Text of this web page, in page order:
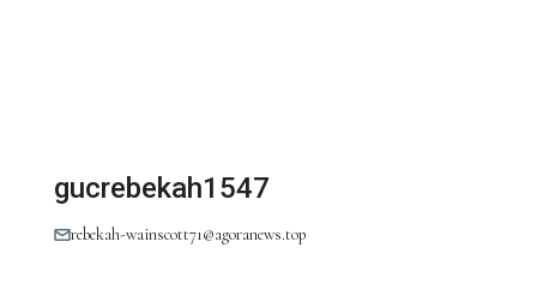
gucrebekah1547
rebekah-wainscott71@agoranews.top